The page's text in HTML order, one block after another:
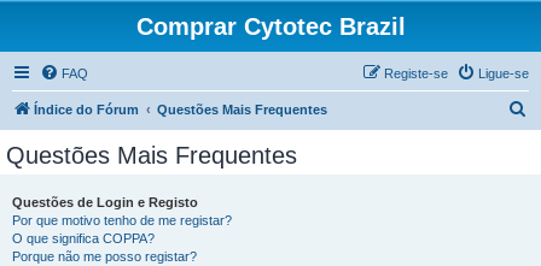
Comprar Cytotec Brazil
FAQ Ligue-se
Registe-se
Índice do Fórum Questões Mais Frequentes
Questões Mais Frequentes
Questões de Login e Registo
Por que motivo tenho de me registar?
O que significa COPPA?
Porque não me posso registar?